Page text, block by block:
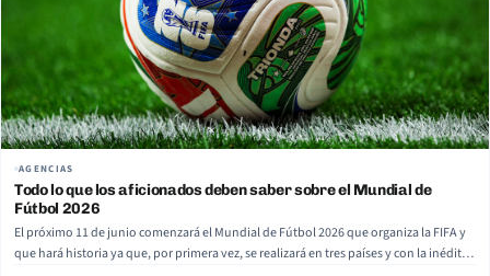
AGENCIAS
Todo lo que los aficionados deben saber sobre el Mundial de
Fútbol 2026
El próximo 11 de junio comenzará el Mundial de Fútbol 2026 que organiza la FIFA y
que hará historia ya que, por primera vez, se realizará en tres países y con la inédita